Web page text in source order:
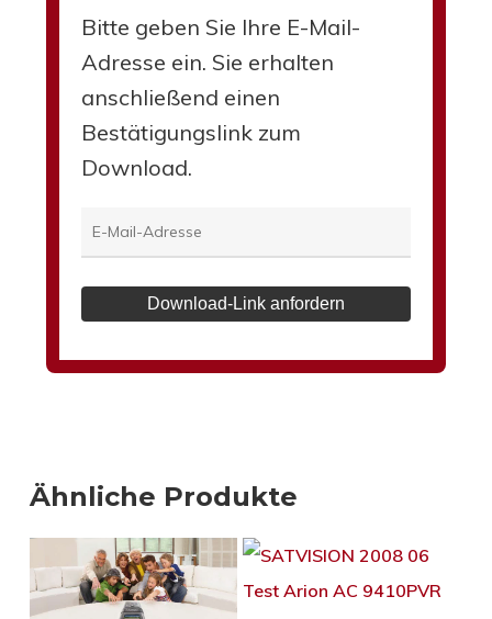
Bitte geben Sie Ihre E-Mail-
Adresse ein. Sie erhalten
anschließend einen
Bestätigungslink zum
Download.
Download-Link anfordern
Ähnliche Produkte